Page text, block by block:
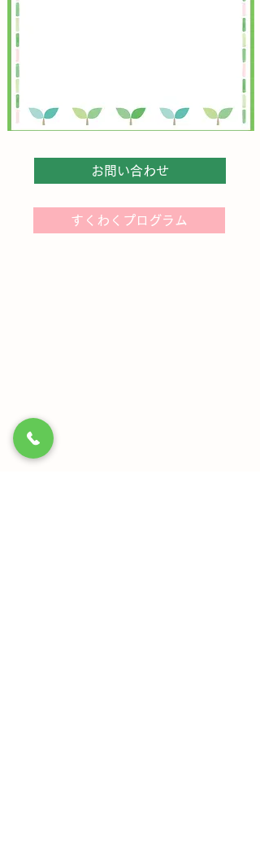
お問い合わせ
すくわくプログラム